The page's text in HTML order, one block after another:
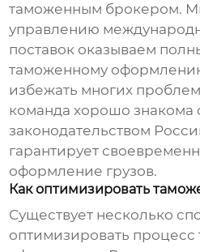
таможенным брокером.
управлению
поставок оказываем
таможенному
избежать многих
команда хорошо знакома
законодательством
гарантирует
оформление грузов.
Как оптимизировать
Существует несколько
оптимизировать процесс